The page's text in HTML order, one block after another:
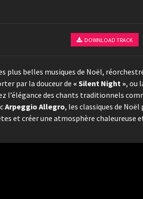
DOWNLOAD TRACK
plus belles musiques de Noël,
par la douceur de « Silent Night », ou
l’élégance des chants traditionnels
Arpeggio Allegro, les classiques de
et créer une atmosphère chaleureuse